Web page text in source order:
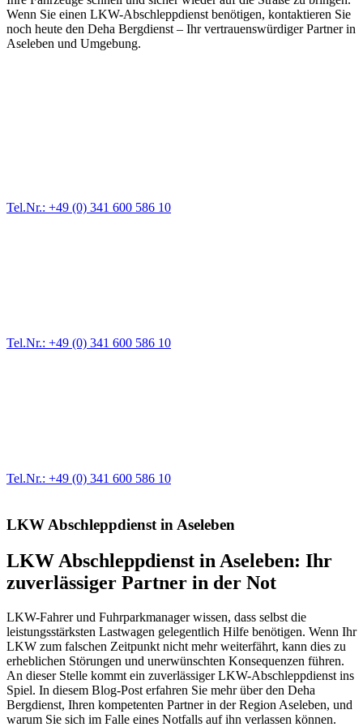
Wenn Sie einen LKW-Abschleppdienst benötigen, kontaktieren Sie
noch heute den Deha Bergdienst – Ihr vertrauenswürdiger Partner in
Aseleben und Umgebung.
Tel.Nr.: +49 (0) 341 600 586 10
Tel.Nr.: +49 (0) 341 600 586 10
Tel.Nr.: +49 (0) 341 600 586 10
LKW Abschleppdienst in Aseleben
LKW Abschleppdienst in Aseleben: Ihr
zuverlässiger Partner in der Not
LKW-Fahrer und Fuhrparkmanager wissen, dass selbst die
leistungsstärksten Lastwagen gelegentlich Hilfe benötigen. Wenn Ihr
LKW zum falschen Zeitpunkt nicht mehr weiterfährt, kann dies zu
erheblichen Störungen und unerwünschten Konsequenzen führen.
An dieser Stelle kommt ein zuverlässiger LKW-Abschleppdienst ins
Spiel. In diesem Blog-Post erfahren Sie mehr über den Deha
Bergdienst, Ihren kompetenten Partner in der Region Aseleben, und
warum Sie sich im Falle eines Notfalls auf ihn verlassen können.